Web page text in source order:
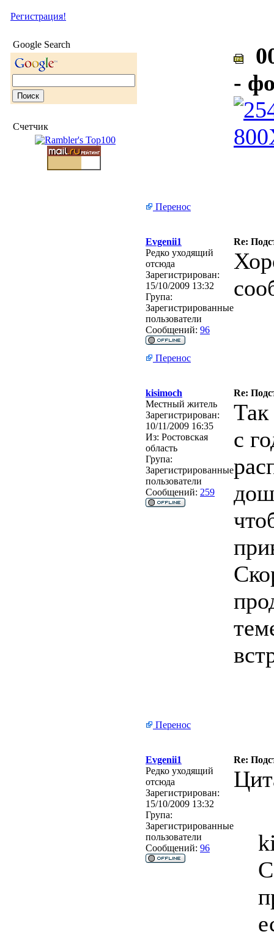
Регистрация!
Google Search
Счетчик
-
Перенос
Evgenii1
Re:
Редко уходящий
отсюда
Зарегистрирован:
15/10/2009 13:32
Група:
Зарегистрированные
пользователи
Сообщений: 96
Перенос
kisimoch
Re:
Местный житель
Зарегистрирован:
10/11/2009 16:35
Из: Ростовская
область
Група:
Зарегистрированные
пользователи
Сообщений: 259
Так
с
Перенос
Evgenii1
Re:
Редко уходящий
отсюда
Зарегистрирован:
15/10/2009 13:32
Група:
Зарегистрированные
пользователи
Сообщений: 96